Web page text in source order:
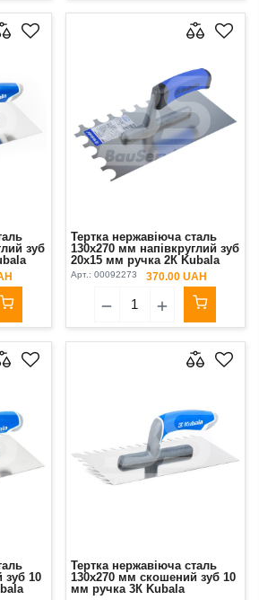
зуб
Тертка нержавіюча сталь
130х270 мм напівкруглий зуб
20х15 мм ручка 2К Kubala
Арт.: 00092273 370.00 UAH
зуб 10
Тертка нержавіюча сталь
130х270 мм скошений зуб 10
мм ручка 3К Kubala